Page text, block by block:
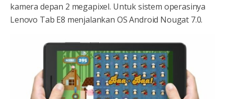
kamera depan 2 megapixel. Untuk sistem operasinya
Lenovo Tab E8 menjalankan OS Android Nougat 7.0.